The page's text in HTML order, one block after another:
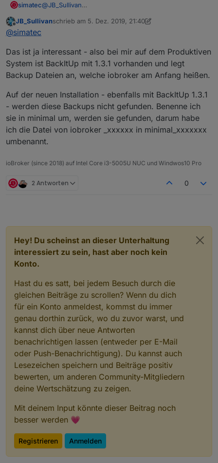
simatec@JB_Sullivan
Da gibt es kein Minimal mehr
Offline
JB_Sullivanschrieb am 5. Dez. 2019, 21:40
zuletzt editiert von JB_Sullivan12. Mai 2019, 22:40
@simatec
Das ist ja interessant - also bei mir auf dem Produktiven
System ist BackItUp mit 1.3.1 vorhanden und legt
Backup Dateien an, welche iobroker am Anfang heißen.
Auf der neuen Installation - ebenfalls mit BackItUp 1.3.1
- werden diese Backups nicht gefunden. Benenne ich
sie in minimal um, werden sie gefunden, darum habe
ich die Datei von iobroker _xxxxxx in minimal_xxxxxxx
umbenannt.
ioBroker (since 2018) auf Intel Core i3-5005U NUC und Windwos10 Pro
2 Antworten 0
Hey! Du scheinst an dieser Unterhaltung
interessiert zu sein, hast aber noch kein
Konto.
Hast du es satt, bei jedem Besuch durch die
gleichen Beiträge zu scrollen? Wenn du dich
für ein Konto anmeldest, kommst du immer
genau dorthin zurück, wo du zuvor warst, und
kannst dich über neue Antworten
benachrichtigen lassen (entweder per E-Mail
oder Push-Benachrichtigung). Du kannst auch
Lesezeichen speichern und Beiträge positiv
bewerten, um anderen Community-Mitgliedern
deine Wertschätzung zu zeigen.
Mit deinem Input könnte dieser Beitrag noch
besser werden 💗
Registrieren Anmelden